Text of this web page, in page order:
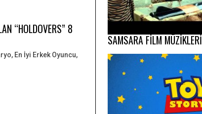
“HOLDOVERS” 8
En İyi Erkek Oyuncu,
SAMSARA FİLM MÜZİKLERİ